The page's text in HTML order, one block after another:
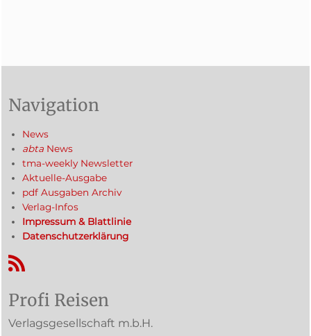
Navigation
News
abta News
tma-weekly Newsletter
Aktuelle-Ausgabe
pdf Ausgaben Archiv
Verlag-Infos
Impressum & Blattlinie
Datenschutzerklärung
RSS-Feed
Profi Reisen
Verlagsgesellschaft m.b.H.